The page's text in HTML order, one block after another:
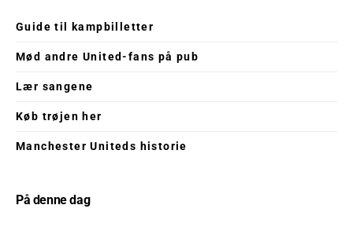
Guide til kampbilletter
Mød andre United-fans på pub
Lær sangene
Køb trøjen her
Manchester Uniteds historie
På denne dag